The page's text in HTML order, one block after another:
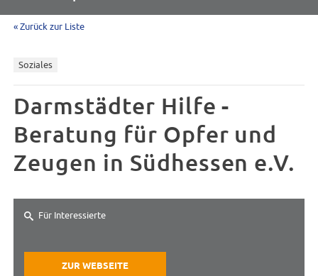
« Zurück zur Liste
Soziales
Darmstädter Hilfe -
Beratung für Opfer und
Zeugen in Südhessen e.V.
Für Interessierte
ZUR WEBSEITE